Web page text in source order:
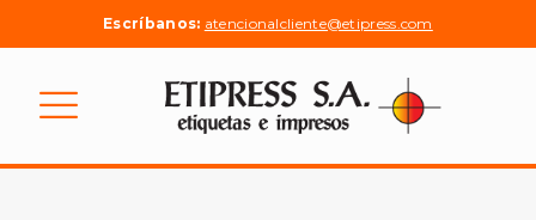
Escríbanos: atencionalcliente@etipress.com